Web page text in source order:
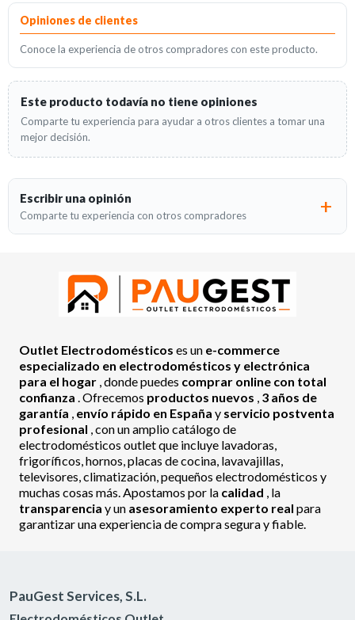
Opiniones
Opiniones de clientes
Conoce la experiencia de otros compradores con este producto.
Este producto todavía no tiene opiniones
Comparte tu experiencia para ayudar a otros clientes a tomar una
mejor decisión.
Escribir una opinión
Comparte tu experiencia con otros compradores
Outlet Electrodomésticos es un e-commerce
especializado en electrodomésticos y electrónica
para el hogar , donde puedes comprar online con total
confianza . Ofrecemos productos nuevos 3 años de
garantía envío rápido en España y servicio postventa
profesional , con un amplio catálogo de
electrodomésticos outlet que incluye lavadoras,
frigoríficos, hornos, placas de cocina, lavavajillas,
televisores, climatización, pequeños electrodomésticos y
muchas cosas más. Apostamos por la calidad , la
transparencia y un asesoramiento experto real para
garantizar una experiencia de compra segura y fiable.
PauGest Services, S.L.